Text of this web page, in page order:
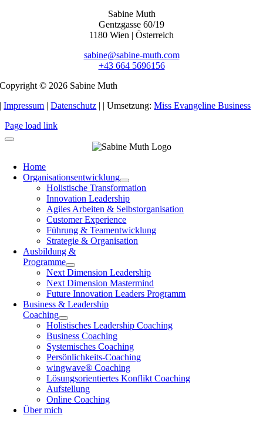
Sabine Muth
Gentzgasse 60/19
1180 Wien | Österreich
sabine@sabine-muth.com
+43 664 5696156
Copyright © 2026 Sabine Muth
|Impressum |Datenschutz | | Umsetzung:Miss Evangeline Business
Page load link
Home
Organisationsentwicklung
Holistische Transformation
Innovation Leadership
Agiles Arbeiten & Selbstorganisation
Customer Experience
Führung & Teamentwicklung
Strategie & Organisation
Ausbildung &
Programme
Next Dimension Leadership
Next Dimension Mastermind
Future Innovation Leaders Programm
Business & Leadership
Coaching
Holistisches Leadership Coaching
Business Coaching
Systemisches Coaching
Persönlichkeits-Coaching
wingwave® Coaching
Lösungsorientiertes Konflikt Coaching
Aufstellung
Online Coaching
Über mich